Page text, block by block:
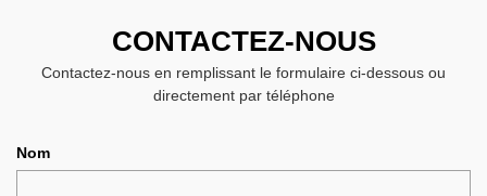
CONTACTEZ-NOUS
Contactez-nous en remplissant le formulaire ci-dessous ou
directement par téléphone
Nom